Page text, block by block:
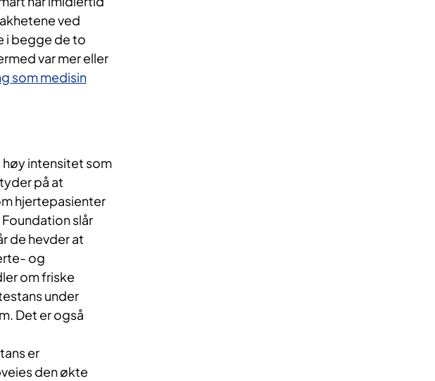
ved
i begge de to
var mer eller
som medisin
høy intensitet som
på at
hjertepasienter
slår
de hevder at
og
om friske
under
Det er også
er
den økte